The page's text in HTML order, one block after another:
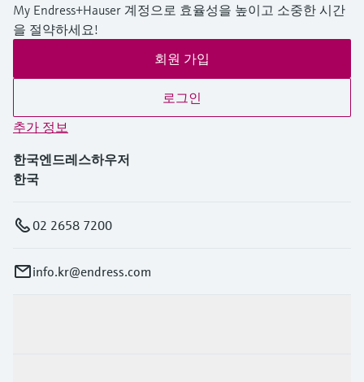
My Endress+Hauser 계정으로 효율성을 높이고 소중한 시간
을 절약하세요!
회원 가입
로그인
추가 정보
한국엔드레스하우저
한국
02 2658 7200
info.kr@endress.com